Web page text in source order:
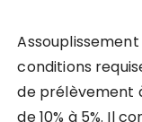
Assouplissement
conditions
de prélèvement
de 10% à 5%. Il